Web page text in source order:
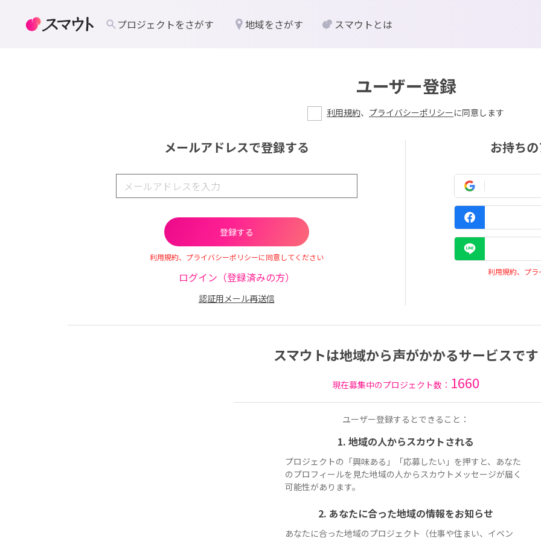
ユーザー登録
利用規約、 プライバシーポリシーに同意します
メールアドレスで登録する
利用規約、プライバシーポリシーに同意してください
ログイン（登録済みの方）
認証用メール再送信
お持ち
利用規約、プ
スマウトは地域から声がかかるサービスです
現在募集中のプロジェクト数： 1660
ユーザー登録するとできること：
1. 地域の人からスカウトされる
プロジェクトの「興味ある」「応募したい」を押すと、あなた
のプロフィールを見た地域の人からスカウトメッセージが届く
可能性があります。
2. あなたに合った地域の情報をお知らせ
あなたに合った地域のプロジェクト（仕事や住まい、イベン
プロジェクトをさがす 地域をさがす スマウトとは